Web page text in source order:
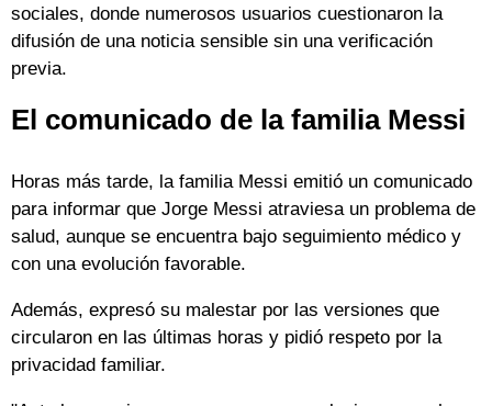
sociales, donde numerosos usuarios cuestionaron la
difusión de una noticia sensible sin una verificación
previa.
El comunicado de la familia Messi
Horas más tarde, la familia Messi emitió un comunicado
para informar que Jorge Messi atraviesa un problema de
salud, aunque se encuentra bajo seguimiento médico y
con una evolución favorable.
Además, expresó su malestar por las versiones que
circularon en las últimas horas y pidió respeto por la
privacidad familiar.